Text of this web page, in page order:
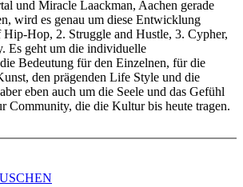
und Miracle Laackman, Aachen gerade
wird es genau um diese Entwicklung
Hip-Hop, 2. Struggle and Hustle, 3. Cypher,
Es geht um die individuelle
Bedeutung für den Einzelnen, für die
den prägenden Life Style und die
eben auch um die Seele und das Gefühl
Community, die die Kultur bis heute tragen.